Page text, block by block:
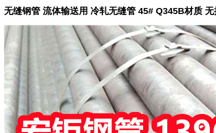
无缝钢管 流体输送用 冷轧无缝管 45# Q345B材质